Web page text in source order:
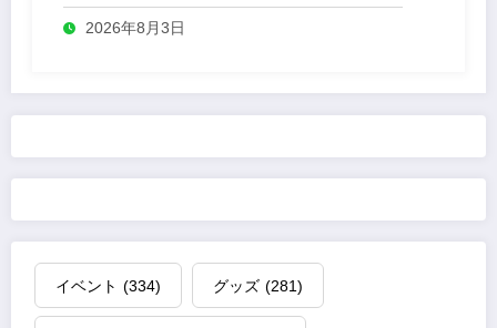
2026年8月3日
イベント (334) グッズ (281)